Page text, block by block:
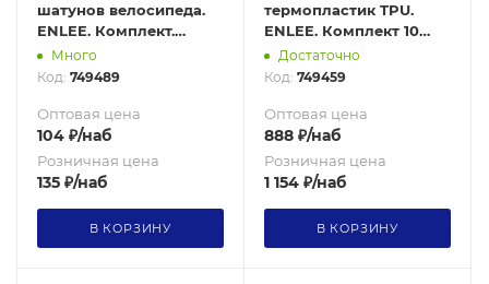
шатунов велосипеда.
ENLEE. Комплект.
Silicone. Черный /уп
100/
Много
Код: 749489
Оптовая цена
104 ₽/наб
Розничная цена
135 ₽/наб
В КОРЗИНУ
термопластик TPU.
ENLEE. Комплект 10
стикеров. 200 микрон.
Camouflage style
Достаточно
Код: 749459
Оптовая цена
888 ₽/наб
Розничная цена
1 154 ₽/наб
В КОРЗИНУ